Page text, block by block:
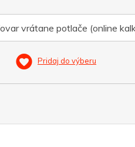
vrátane potlače (online
Pridaj do výberu